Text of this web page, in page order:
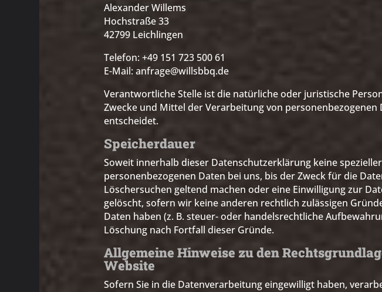
Alexander Willems
Hochstraße 33
42799 Leichlingen
Telefon: +49 151 723 500 61
E-Mail: anfrage@willsbbq.de
Verantwortliche Stelle ist die natürliche oder juristische
Zwecke und Mittel der Verarbeitung von personenbezogenen
entscheidet.
Speicherdauer
Soweit innerhalb dieser Datenschutzerklärung keine
personenbezogenen Daten bei uns, bis der Zweck für die
Löschersuchen geltend machen oder eine Einwilligung zur
gelöscht, sofern wir keine anderen rechtlich zulässigen
Daten haben (z. B. steuer- oder handelsrechtliche
Löschung nach Fortfall dieser Gründe.
Allgemeine Hinweise zu den
Website
Sofern Sie in die Datenverarbeitung eingewilligt haben,